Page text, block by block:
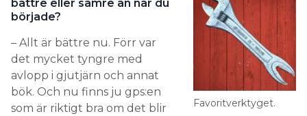
Favoritverktyget.
bättre eller sämre än när du
började?
– Allt är bättre nu. Förr var
det mycket tyngre med
avlopp i gjutjärn och annat
bök. Och nu finns ju gps:en
som är riktigt bra om det blir